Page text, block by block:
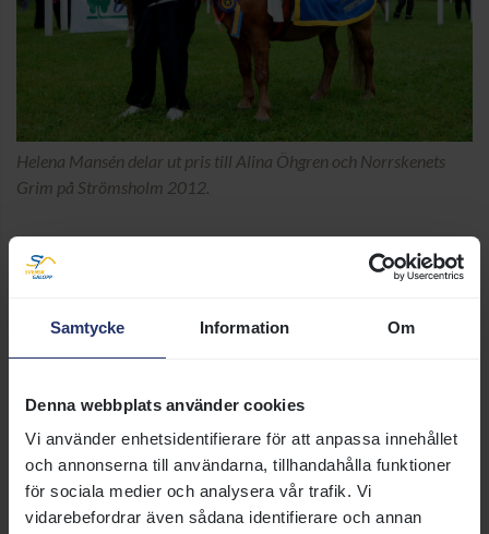
Samtycke Information Om
Denna webbplats använder cookies
Vi använder enhetsidentifierare för att anpassa innehållet
och annonserna till användarna, tillhandahålla funktioner
för sociala medier och analysera vår trafik. Vi
vidarebefordrar även sådana identifierare och annan
Helena Mansén delar ut pris till Alina Öhgren och Norrskenets
Grim på Strömsholm 2012.
Rent prestigemässigt kanske en tredjeplats i SM smäller
högre, men den där regniga dagen på Strömsholm
Sen har hon tagit en klassisk väg, blev amatörryttare
idag Sverigetoppen i den kategorien.